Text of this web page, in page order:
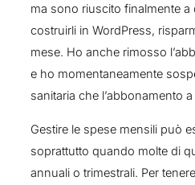
ma sono riuscito finalmente a
costruirli in WordPress,
mese. Ho anche rimosso
e ho momentaneamente
sanitaria che l’abbonamento
Gestire le spese mensili può
soprattutto quando molte di
annuali o trimestrali. Per